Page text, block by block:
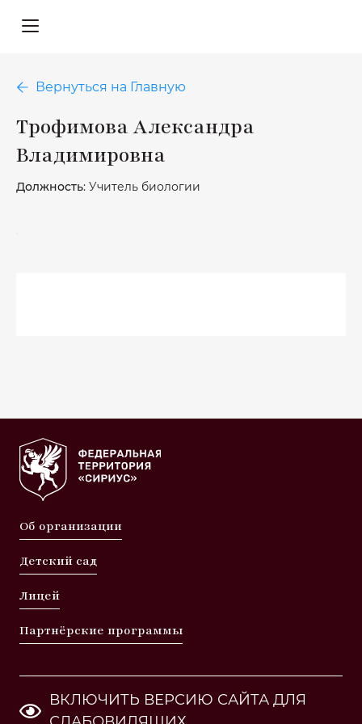
Вернуться на Главную
Трофимова Александра
Владимировна
Должность: Учитель биологии
Об организации
Детский сад
Лицей
Партнёрские программы
ВКЛЮЧИТЬ ВЕРСИЮ САЙТА ДЛЯ